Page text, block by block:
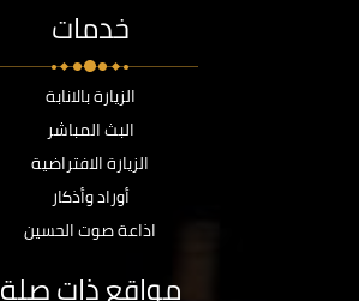
خدمات
الزيارة بالانابة
البث المباشر
الزيارة الافتراضية
أوراد وأذكار
اذاعة صوت الحسين
مواقع ذات صلة